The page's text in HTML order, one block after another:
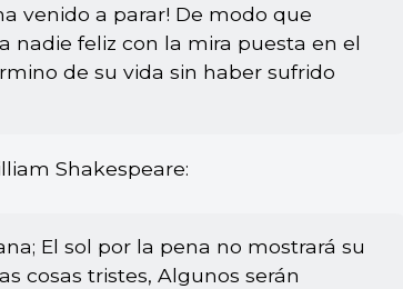
venido a parar! De modo que
nadie feliz con la mira puesta en el
de su vida sin haber sufrido
Shakespeare:
El sol por la pena no mostrará su
cosas tristes, Algunos serán